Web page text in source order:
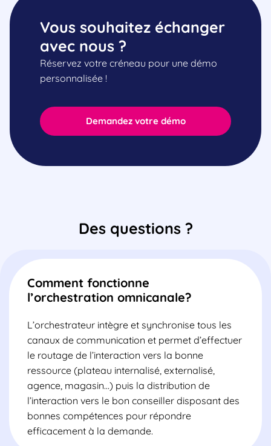
Demandez votre démo
Vous souhaitez échanger
avec nous ?
Réservez votre créneau pour une démo
personnalisée !
Des questions ?
Comment fonctionne
l’orchestration omnicanale?
L’orchestrateur intègre et synchronise tous les
canaux de communication et permet d’effectuer
le routage de l’interaction vers la bonne
ressource (plateau internalisé, externalisé,
agence, magasin…) puis la distribution de
l’interaction vers le bon conseiller disposant des
bonnes compétences pour répondre
efficacement à la demande.